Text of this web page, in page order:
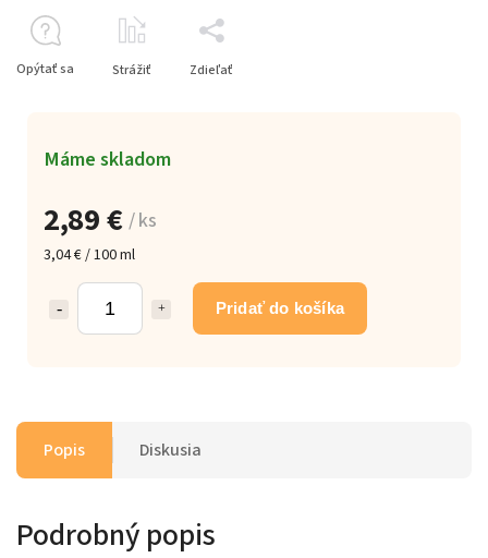
2,89 € / ks
3,04 € / 100 ml
Pridať do košíka
Máme skladom
Opýtať sa Strážiť Zdieľať
Popis Diskusia
Podrobný popis